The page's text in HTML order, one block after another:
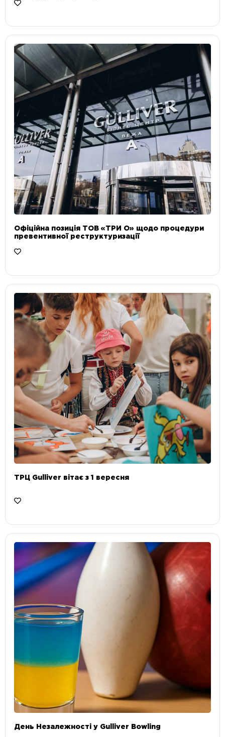
Офіційна позиція ТОВ «ТРИ О» щодо процедури
превентивної реструктуризації
ТРЦ Gulliver вітає з 1 вересня
День Незалежності у Gulliver Bowling